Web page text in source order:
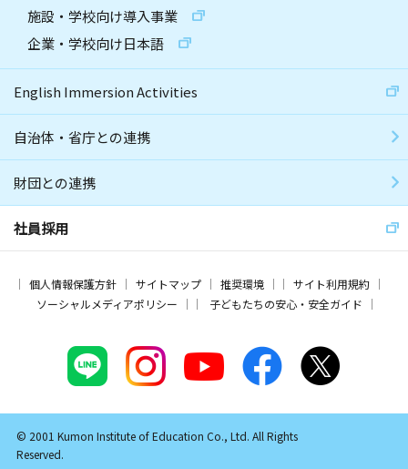
施設・学校向け導入事業
企業・学校向け日本語
English Immersion Activities
自治体・省庁との連携
財団との連携
社員採用
個人情報保護方針 サイトマップ 推奨環境
サイト利用規約
ソーシャルメディアポリシー
子どもたちの安心・安全ガイド
© 2001 Kumon Institute of Education Co., Ltd. All Rights
Reserved.